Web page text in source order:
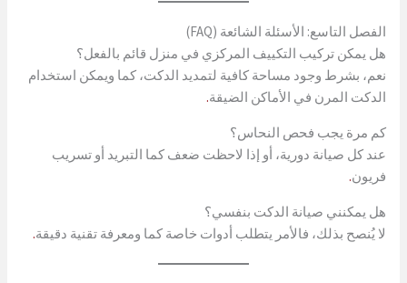
الفصل التاسع: الأسئلة الشائعة (FAQ)
هل يمكن تركيب التكييف المركزي في منزل قائم بالفعل؟
نعم، بشرط وجود مساحة كافية لتمديد الدكت، كما ويمكن استخدام
الدكت المرن في الأماكن الضيقة.
كم مرة يجب فحص النحاس؟
عند كل صيانة دورية، أو إذا لاحظت ضعف كما التبريد أو تسريب
فريون.
هل يمكنني صيانة الدكت بنفسي؟
لا يُنصح بذلك، فالأمر يتطلب أدوات خاصة كما ومعرفة تقنية دقيقة.